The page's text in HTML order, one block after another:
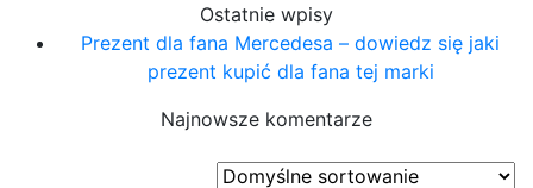
Ostatnie wpisy
Prezent dla fana Mercedesa – dowiedz się jaki
prezent kupić dla fana tej marki
Najnowsze komentarze